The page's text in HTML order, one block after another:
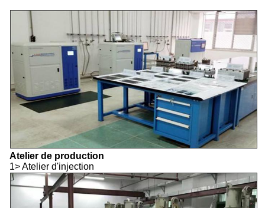
Atelier de production
1> Atelier d'injection